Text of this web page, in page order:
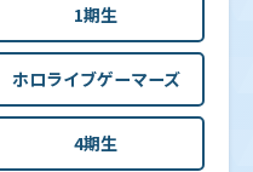
1期生
ホロライブゲーマーズ
4期生